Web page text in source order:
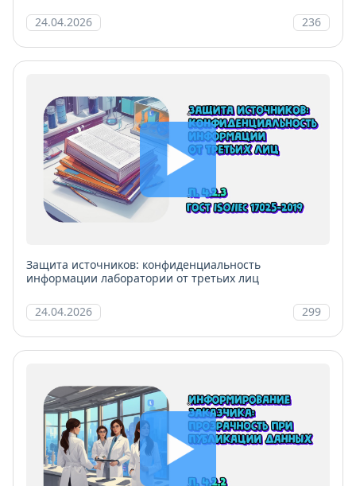
24.04.2026
236
Защита источников: конфиденциальность
информации лаборатории от третьих лиц
24.04.2026 299